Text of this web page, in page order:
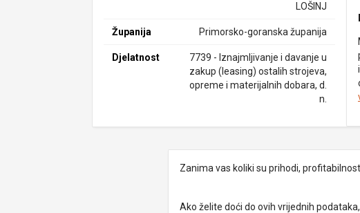
LOŠINJ
Županija Primorsko-goranska županija
Djelatnost
7739 - Iznajmljivanje i davanje u
zakup (leasing) ostalih strojeva,
opreme i materijalnih dobara, d.
n.
Zanima vas koliki su prihodi,
Ako želite doći do ovih vrijednih